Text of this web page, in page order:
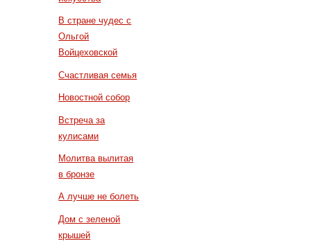
В стране чудес с
Ольгой
Войцеховской
Счастливая семья
Новостной собор
Встреча за
кулисами
Молитва вылитая
в бронзе
А лучше не болеть
Дом с зеленой
крышей